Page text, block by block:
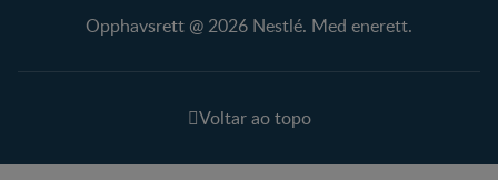
Opphavsrett @ 2026 Nestlé. Med enerett.
Voltar ao topo